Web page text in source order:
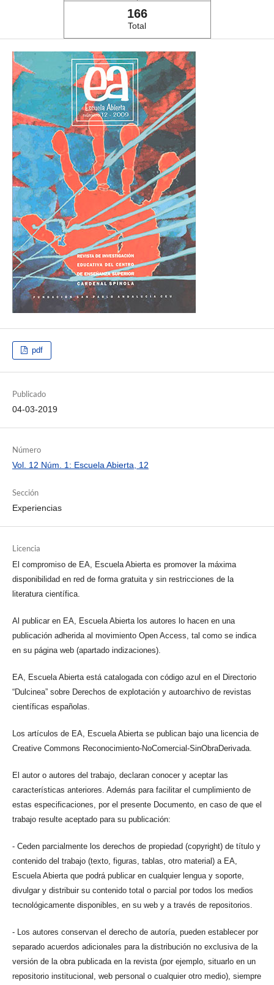
166
Total
pdf
Publicado
04-03-2019
Número
Vol. 12 Núm. 1: Escuela Abierta, 12
Sección
Experiencias
Licencia
El compromiso de EA, Escuela Abierta es promover la máxima
disponibilidad en red de forma gratuita y sin restricciones de la
literatura científica.
Al publicar en EA, Escuela Abierta los autores lo hacen en una
publicación adherida al movimiento Open Access, tal como se indica
en su página web (apartado indizaciones).
EA, Escuela Abierta está catalogada con código azul en el Directorio
“Dulcinea” sobre Derechos de explotación y autoarchivo de revistas
científicas españolas.
Los artículos de EA, Escuela Abierta se publican bajo una licencia de
Creative Commons Reconocimiento-NoComercial-SinObraDerivada.
El autor o autores del trabajo, declaran conocer y aceptar las
características anteriores. Además para facilitar el cumplimiento de
estas especificaciones, por el presente Documento, en caso de que el
trabajo resulte aceptado para su publicación:
- Ceden parcialmente los derechos de propiedad (copyright) de título y
contenido del trabajo (texto, figuras, tablas, otro material) a EA,
Escuela Abierta que podrá publicar en cualquier lengua y soporte,
divulgar y distribuir su contenido total o parcial por todos los medios
tecnológicamente disponibles, en su web y a través de repositorios.
- Los autores conservan el derecho de autoría, pueden establecer por
separado acuerdos adicionales para la distribución no exclusiva de la
versión de la obra publicada en la revista (por ejemplo, situarlo en un
repositorio institucional, web personal o cualquier otro medio), siempre